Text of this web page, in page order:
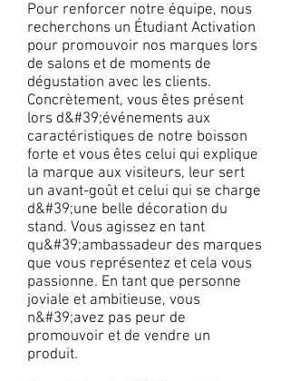
Pour renforcer notre équipe, nous
recherchons un Étudiant Activation
pour promouvoir nos marques lors
de salons et de moments de
dégustation avec les clients.
Concrètement, vous êtes présent
lors d&#39;événements aux
caractéristiques de notre boisson
forte et vous êtes celui qui explique
la marque aux visiteurs, leur sert
un avant-goût et celui qui se charge
d&#39;une belle décoration du
stand. Vous agissez en tant
qu&#39;ambassadeur des marques
que vous représentez et cela vous
passionne. En tant que personne
joviale et ambitieuse, vous
n&#39;avez pas peur de
promouvoir et de vendre un
produit.